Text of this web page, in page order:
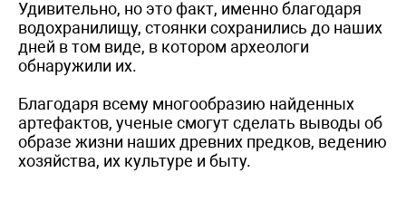
Удивительно, но это факт, именно благодаря
водохранилищу, стоянки сохранились до наших
дней в том виде, в котором археологи
обнаружили их.
Благодаря всему многообразию найденных
артефактов, ученые смогут сделать выводы об
образе жизни наших древних предков, ведению
хозяйства, их культуре и быту.